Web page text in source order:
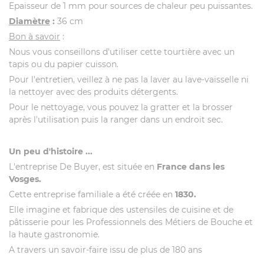
Epaisseur de 1 mm pour sources de chaleur peu puissantes.
Diamètre : 36 cm
Bon à savoir :
Nous vous conseillons d'utiliser cette tourtière avec un
tapis ou du papier cuisson.
Pour l'entretien, veillez à ne pas la laver au lave-vaisselle ni
la nettoyer avec des produits détergents.
Pour le nettoyage, vous pouvez la gratter et la brosser
après l'utilisation puis la ranger dans un endroit sec.
Un peu d'histoire ...
L'entreprise De Buyer, est située en France dans les
Vosges.
Cette entreprise familiale a été créée en 1830.
Elle imagine et fabrique des ustensiles de cuisine et de
pâtisserie pour les Professionnels des Métiers de Bouche et
la haute gastronomie.
A travers un savoir-faire issu de plus de 180 ans